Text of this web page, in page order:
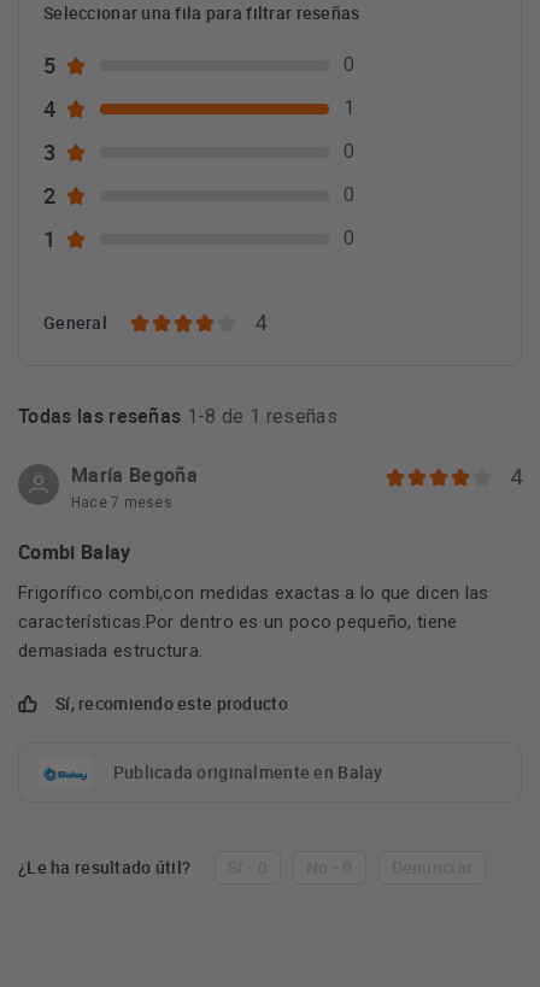
Seleccionar una fila para filtrar reseñas
5 0
4 1
3 0
2 0
1 0
General 4
Todas las reseñas 1-8 de 1 reseñas
María Begoña
Hace 7 meses
4
Combi Balay
Frigorífico combi,con medidas exactas a lo que dicen las
características.Por dentro es un poco pequeño, tiene
demasiada estructura.
Sí, recomiendo este producto
Publicada originalmente en Balay
¿Le ha resultado útil?